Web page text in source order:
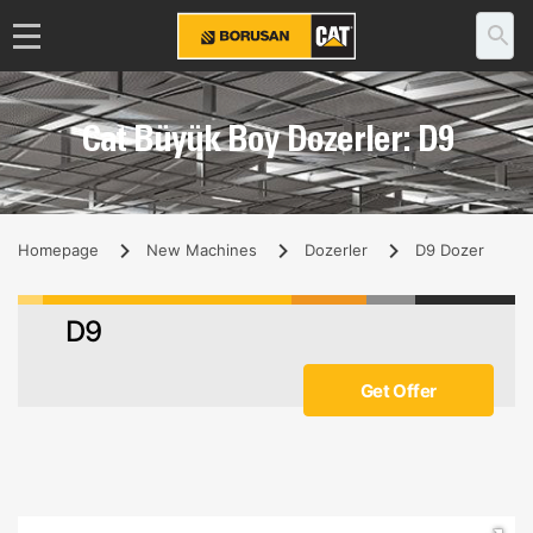
Cat Büyük Boy Dozerler: D9
Homepage New Machines Dozerler D9 Dozer
D9
Get Offer